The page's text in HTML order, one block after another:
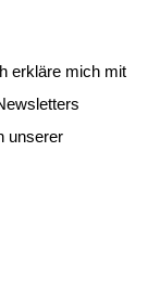
erkläre mich mit
unserer